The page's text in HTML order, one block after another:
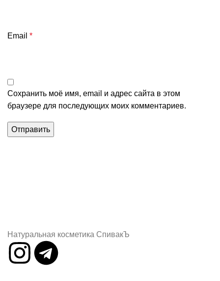
Email *
Сохранить моё имя, email и адрес сайта в этом
браузере для последующих моих комментариев.
Натуральная косметика СпивакЪ